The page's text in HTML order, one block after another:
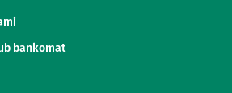
bankomat